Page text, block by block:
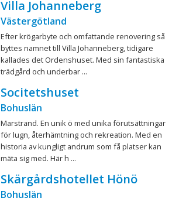
Villa Johanneberg
Västergötland
Efter krögarbyte och omfattande renovering så
byttes namnet till Villa Johanneberg, tidigare
kallades det Ordenshuset. Med sin fantastiska
trädgård och underbar ...
Socitetshuset
Bohuslän
Marstrand. En unik ö med unika förutsättningar
för lugn, återhämtning och rekreation. Med en
historia av kungligt andrum som få platser kan
mäta sig med. Här h ...
Skärgårdshotellet Hönö
Bohuslän